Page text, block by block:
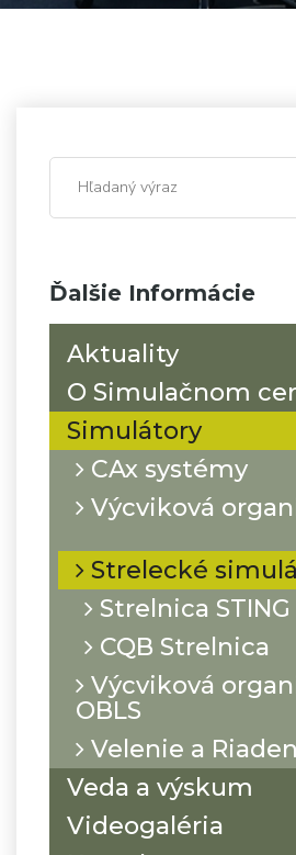
Ďalšie Informácie
Aktuality
O Simulačnom
Simulátory
CAx systémy
Výcviková
Strelecké
Strelnica STING
CQB Strelnica
Výcviková
OBLS
Velenie a
Veda a výskum
Videogaléria